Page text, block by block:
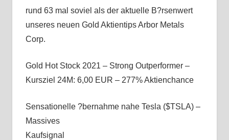
rund 63 mal soviel als der aktuelle B?rsenwert
unseres neuen Gold Aktientips Arbor Metals
Corp.
Gold Hot Stock 2021 – Strong Outperformer –
Kursziel 24M: 6,00 EUR – 277% Aktienchance
Sensationelle ?bernahme nahe Tesla ($TSLA) –
Massives
Kaufsignal